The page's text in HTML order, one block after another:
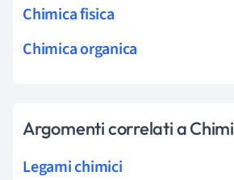
Chimica fisica
Chimica organica
Argomenti correlati a
Legami chimici